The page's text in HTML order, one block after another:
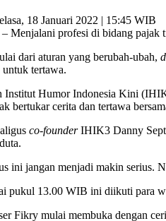
18 Januari 2022 | 15:45 WIB
profesi di bidang pajak
dari aturan yang berubah-ubah,
untuk tertawa.
Institut Humor Indonesia Kini
bertukar cerita dan tertawa
co-founderIHIK3 Danny
ini jangan menjadi makin serius.
pukul 13.00 WIB ini diikuti para
Fikry mulai membuka dengan